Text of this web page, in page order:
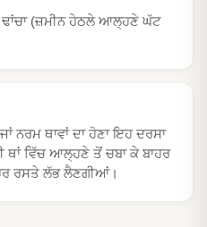
ਢਾਂਚਾ (ਜ਼ਮੀਨ ਹੇਠਲੇ ਆਲ੍ਹਣੇ ਘੱਟ
ਨਰਮ ਥਾਵਾਂ ਦਾ ਹੋਣਾ ਇਹ ਦਰਸਾ
ਥਾਂ ਵਿੱਚ ਆਲ੍ਹਣੇ ਤੋਂ ਚਬਾ ਕੇ ਬਾਹਰ
ਰਸਤੇ ਲੱਭ ਲੈਣਗੀਆਂ।